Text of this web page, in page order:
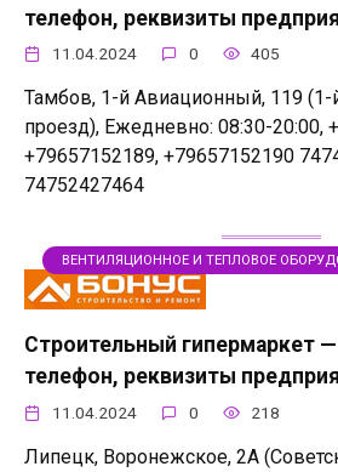
телефон, реквизиты
11.04.2024 0 405
Тамбов, 1-й Авиационный, 119
проезд), Ежедневно: 08:30-20:00,
+79657152189, +79657152190
74752427464
ВЕНТИЛЯЦИОННОЕ И ТЕПЛОВОЕ
Строительный гипермаркет
телефон, реквизиты
11.04.2024 0 218
Липецк, Воронежское, 2А